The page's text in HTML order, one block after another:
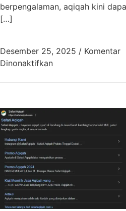
berpengalaman, aqiqah kini
[…]
Desember 25, 2025 / Komentar
Dinonaktifkanpada Aqiqah